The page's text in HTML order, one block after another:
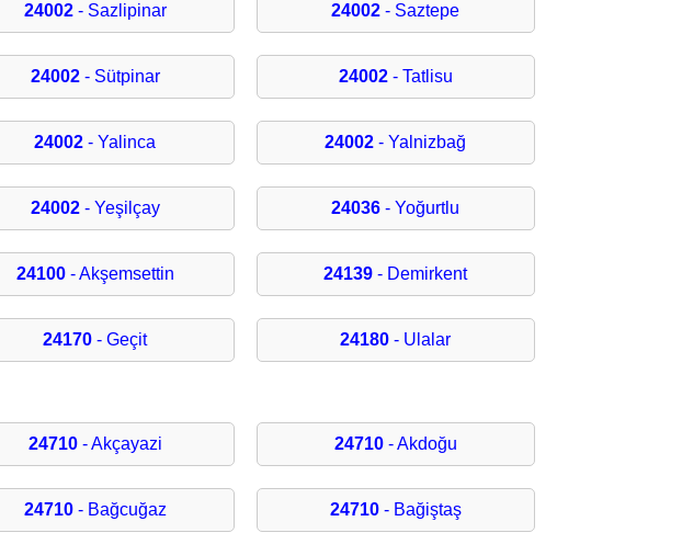
24002- Sazlipinar 24002 - Saztepe
24002- Sütpinar 24002- Tatlisu
24002 - Yalinca 24002 - Yalnizbağ
24002- Yeşilçay 24036 - Yoğurtlu
24100- Akşemsettin 24139 - Demirkent
24170 - Geçit 24180 - Ulalar
24710- Akçayazi 24710- Akdoğu
24710- Bağcuğaz 24710- Bağiştaş